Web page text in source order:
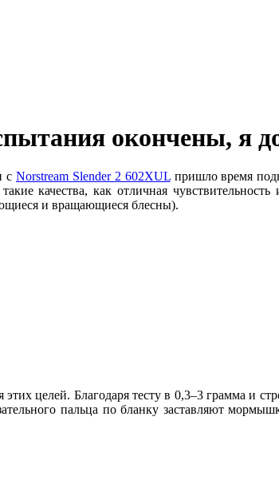
окончены, я
с Norstream Slender 2 602XULпришло время
качества, как отличная
и вращающиеся блесны).
целей. Благодаря тесту в 0,3–3 грамма и
пальца по бланку заставляют